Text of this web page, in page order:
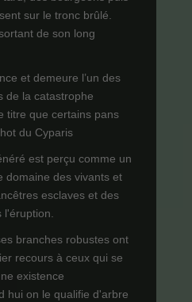
sur le tronc brûlé.
de son long
et demeure l’un des
de la catastrophe
titre que certains pans
du Cyparis
est perçu comme un
domaine des vivants et
esclaves et des
branches robustes ont
recours à ceux qui se
existence
hui on le qualifie d'arbre